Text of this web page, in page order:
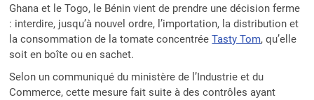
Ghana et le Togo, le Bénin vient de prendre une décision ferme
: interdire, jusqu’à nouvel ordre, l’importation, la distribution et
la consommation de la tomate concentréeTasty Tom, qu’elle
soit en boîte ou en sachet.
Selon un communiqué du ministère de l’Industrie et du
Commerce, cette mesure fait suite à des contrôles ayant